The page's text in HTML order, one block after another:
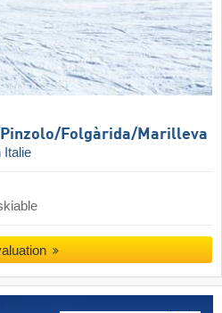
​Folgàrida/​Marilleva
Italie